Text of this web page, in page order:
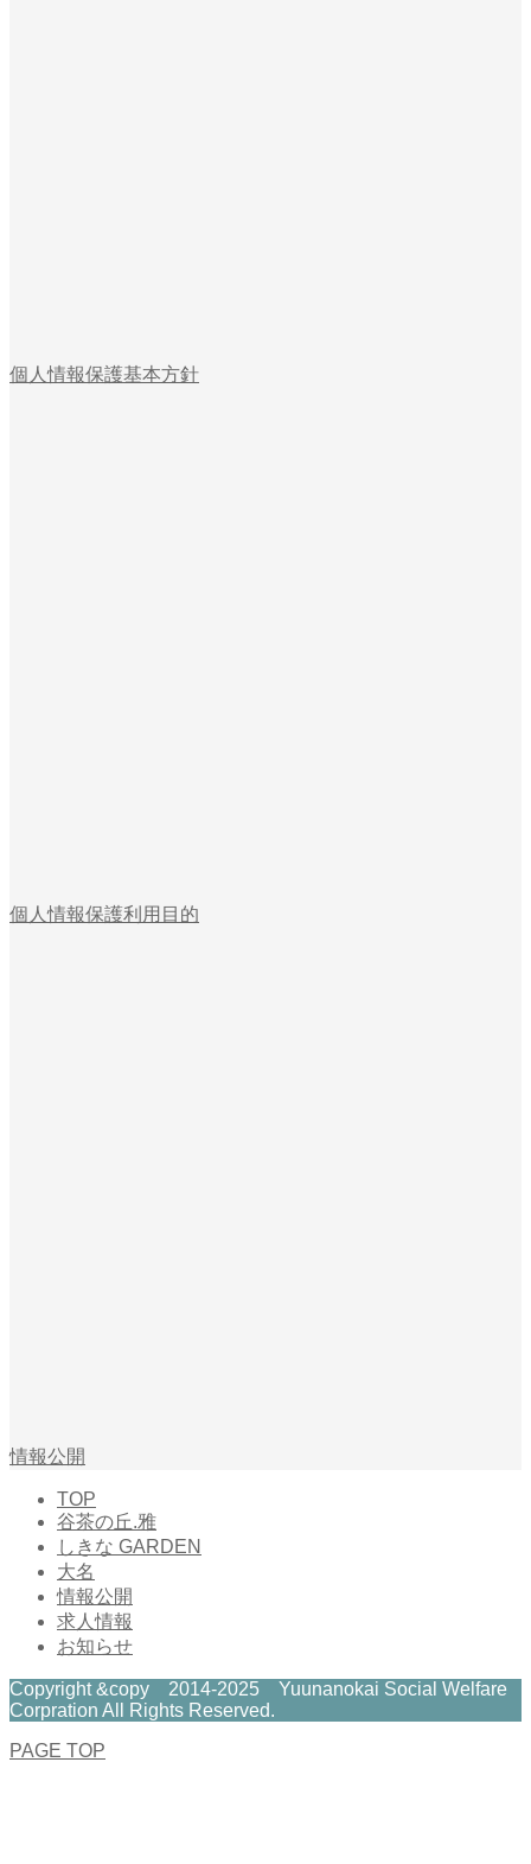
個人情報保護基本方針
個人情報保護利用目的
情報公開
TOP
谷茶の丘.雅
しきな GARDEN
大名
情報公開
求人情報
お知らせ
Copyright &copy 2014-2025 Yuunanokai Social Welfare
Corpration All Rights Reserved.
PAGE TOP